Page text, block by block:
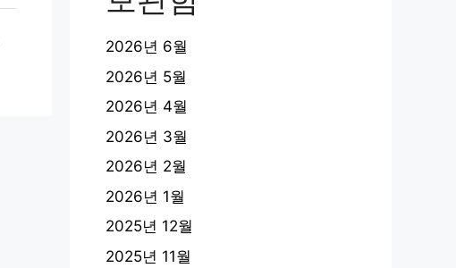
2026년 6월
2026년 5월
2026년 4월
2026년 3월
2026년 2월
2026년 1월
2025년 12월
2025년 11월